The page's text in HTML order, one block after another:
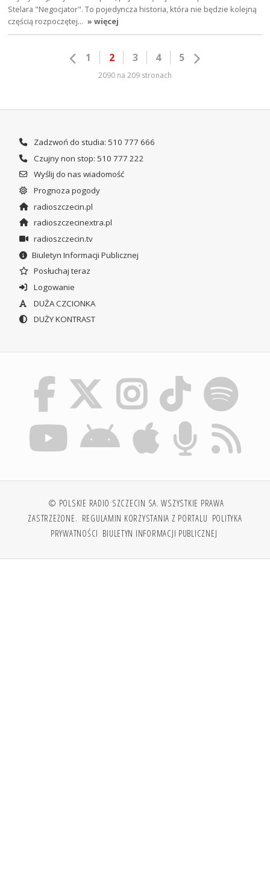
Stelara "Negocjator". To pojedyncza historia, która nie będzie kolejną
częścią rozpoczętej… » więcej
1 2 3 4 5
2090 na 209 stronach
Zadzwoń do studia: 510 777 666
Czujny non stop: 510 777 222
Wyślij do nas wiadomość
Prognoza pogody
radioszczecin.pl
radioszczecinextra.pl
radioszczecin.tv
Biuletyn Informacji Publicznej
Posłuchaj teraz
Logowanie
DUŻA CZCIONKA
DUŻY KONTRAST
© POLSKIE RADIO SZCZECIN SA. WSZYSTKIE PRAWA
ZASTRZEŻONE. REGULAMIN KORZYSTANIA Z PORTALU POLITYKA
PRYWATNOŚCI BIULETYN INFORMACJI PUBLICZNEJ